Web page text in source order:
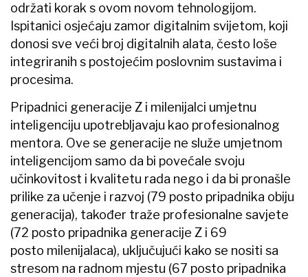
održati korak s ovom novom tehnologijom.
Ispitanici osjećaju zamor digitalnim svijetom, koji
donosi sve veći broj digitalnih alata, često loše
integriranih s postojećim poslovnim sustavima i
procesima.
Pripadnici generacije Z i milenijalci umjetnu
inteligenciju upotrebljavaju kao profesionalnog
mentora. Ove se generacije ne služe umjetnom
inteligencijom samo da bi povećale svoju
učinkovitost i kvalitetu rada nego i da bi pronašle
prilike za učenje i razvoj (79 posto pripadnika obiju
generacija), također traže profesionalne savjete
(72 posto pripadnika generacije Z i 69
posto milenijalaca), uključujući kako se nositi sa
stresom na radnom mjestu (67 posto pripadnika